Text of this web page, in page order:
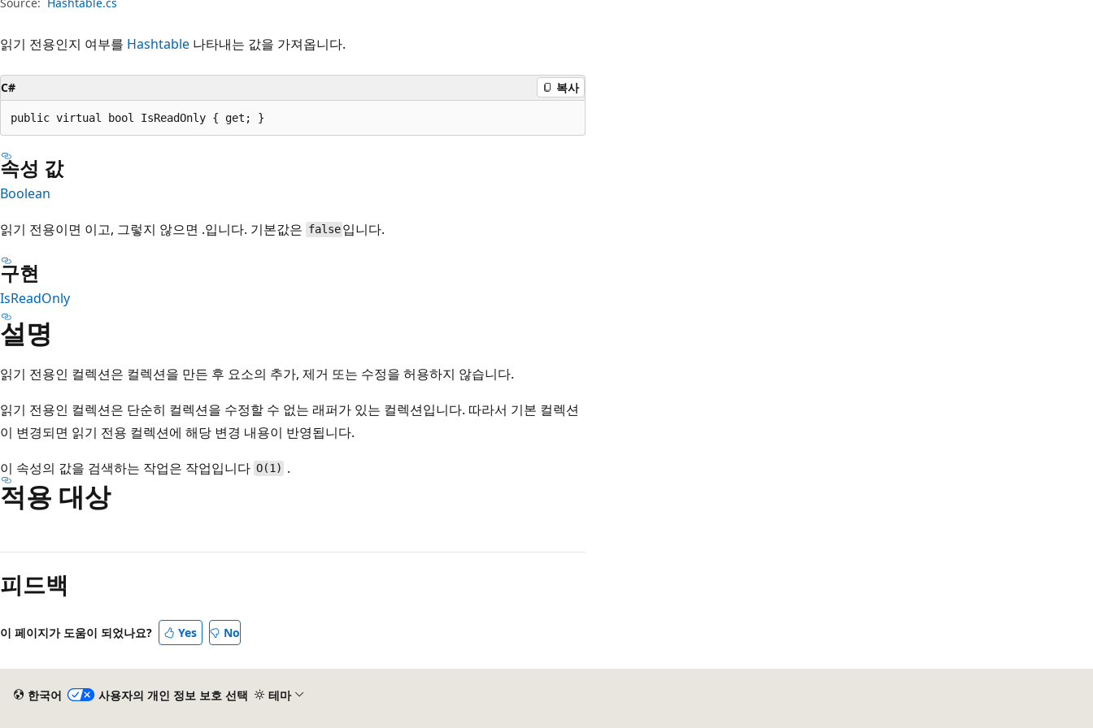
읽기 전용인지 여부를 Hashtable 나타내는 값을 가져옵니다.
C# 복사
public virtual bool IsReadOnly { get; }
속성 값
Boolean
읽기 전용이면 이고, 그렇지 않으면 .입니다. 기본값은 false 입니다.
구현
IsReadOnly
설명
읽기 전용인 컬렉션은 컬렉션을 만든 후 요소의 추가, 제거 또는 수정을 허용하지 않습니다.
읽기 전용인 컬렉션은 단순히 컬렉션을 수정할 수 없는 래퍼가 있는 컬렉션입니다. 따라서 기본 컬렉션
이 변경되면 읽기 전용 컬렉션에 해당 변경 내용이 반영됩니다.
이 속성의 값을 검색하는 작업은 작업입니다 O(1) .
적용 대상
기
모
사
안
피드백
이 페이지가 도움이 되었나요? Yes No
한국어 사용자의 개인 정보 보호 선택 테마